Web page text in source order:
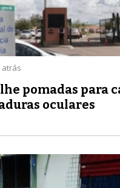
atrás
pomadas para
oculares